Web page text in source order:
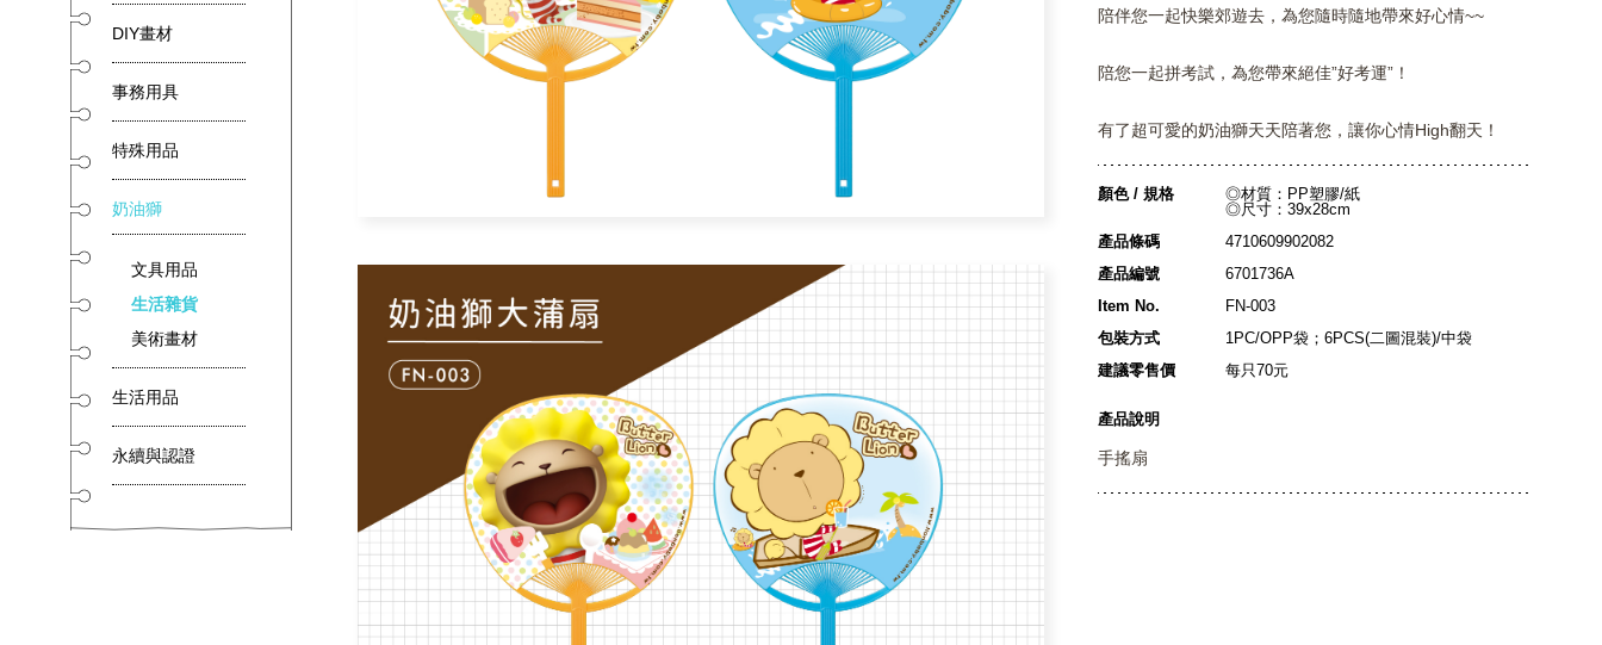
DIY畫材
事務用具
特殊用品
奶油獅
文具用品
生活雜貨
美術畫材
生活用品
永續與認證
陪伴您一起快樂郊遊去，為您隨時隨地帶來好心情~~
陪您一起拼考試，為您帶來絕佳”好考運”！
有了超可愛的奶油獅天天陪著您，讓你心情High翻天！
顏色 / 規格
◎材質：PP塑膠/紙
◎尺寸：39x28cm
產品條碼
4710609902082
產品編號
6701736A
Item No.
FN-003
包裝方式
1PC/OPP袋；6PCS(二圖混裝)/中袋
建議零售價
每只70元
產品說明
手搖扇